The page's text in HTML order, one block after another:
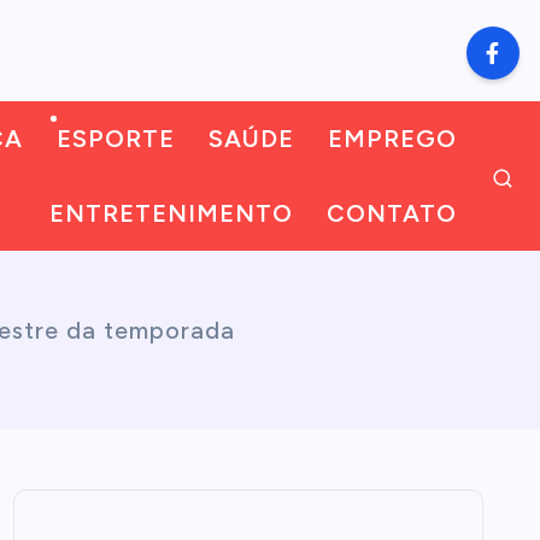
ESPORTE SAÚDE EMPREGO
ENTRETENIMENTO CONTATO
da temporada